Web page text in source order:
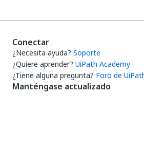
Conectar
¿Necesita ayuda? Soporte
¿Quiere aprender? UiPath Academy
¿Tiene alguna pregunta? Foro de
Manténgase actualizado